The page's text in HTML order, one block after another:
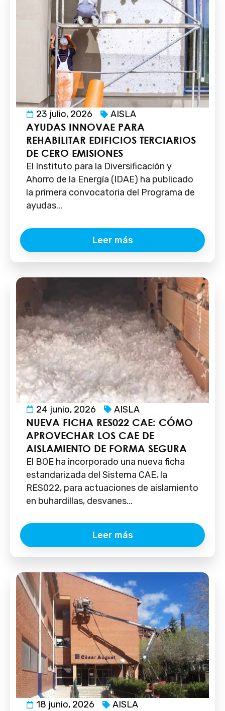
23 julio, 2026 AISLA
AYUDAS INNOVAE PARA
REHABILITAR EDIFICIOS TERCIARIOS
DE CERO EMISIONES
El Instituto para la Diversificación y
Ahorro de la Energía (IDAE) ha publicado
la primera convocatoria del Programa de
ayudas...
Leer más
24 junio, 2026 AISLA
NUEVA FICHA RES022 CAE: CÓMO
APROVECHAR LOS CAE DE
AISLAMIENTO DE FORMA SEGURA
El BOE ha incorporado una nueva ficha
estandarizada del Sistema CAE, la
RES022, para actuaciones de aislamiento
en buhardillas, desvanes...
Leer más
18 junio, 2026 AISLA